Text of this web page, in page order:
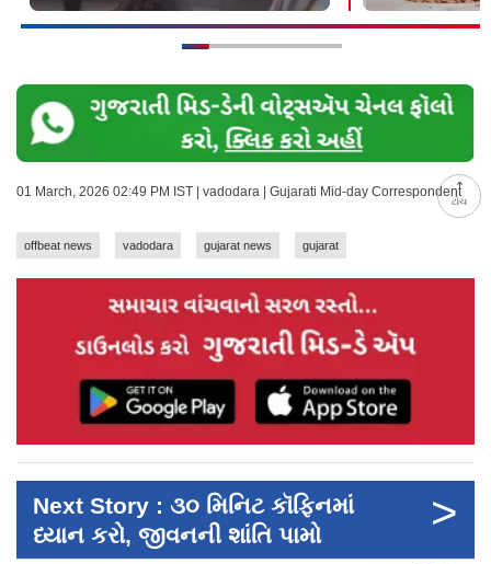
ટોચ
01 March, 2026 02:49 PM IST | vadodara | Gujarati Mid-day Correspondent
offbeat news vadodara gujarat news gujarat
Next Story : ૩૦ મિનિટ કૉફિનમાં
ધ્યાન કરો, જીવનની શાંતિ પામો
>